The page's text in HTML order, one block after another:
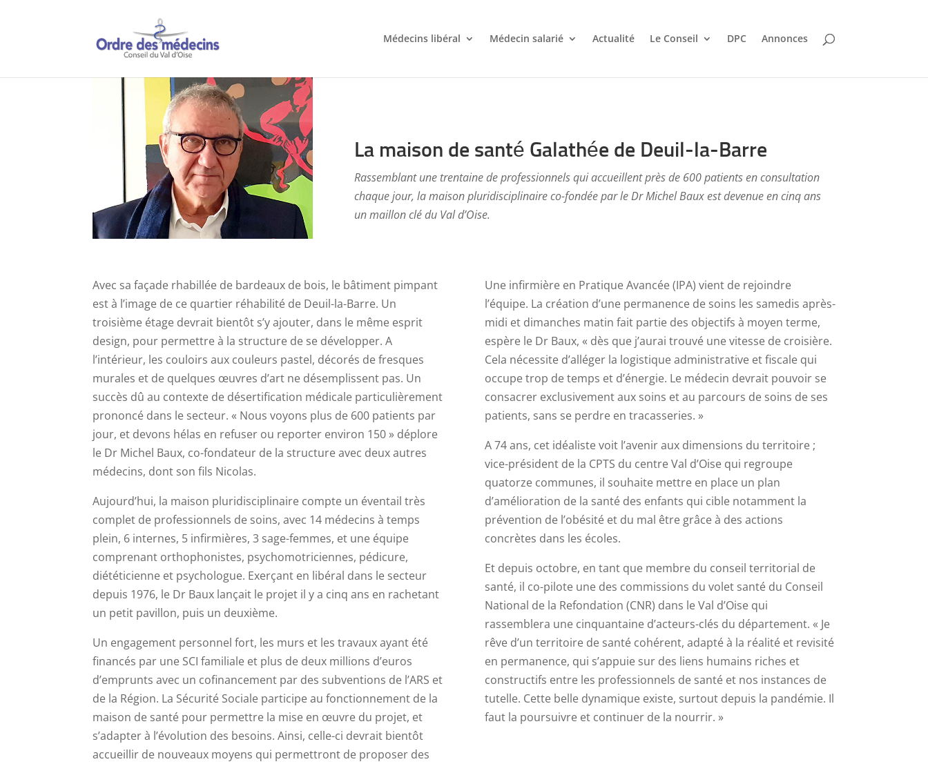
Médecins libéral Médecin salarié Actualité Le Conseil DPC Annonces
La maison de santé Galathée de Deuil-la-Barre
Rassemblant une trentaine de professionnels qui accueillent près de 600 patients en consultation
chaque jour, la maison pluridisciplinaire co-fondée par le Dr Michel Baux est devenue en cinq ans
un maillon clé du Val d’Oise.
Avec sa façade rhabillée de bardeaux de bois, le bâtiment pimpant
est à l’image de ce quartier réhabilité de Deuil-la-Barre. Un
troisième étage devrait bientôt s’y ajouter, dans le même esprit
design, pour permettre à la structure de se développer. A
l’intérieur, les couloirs aux couleurs pastel, décorés de fresques
murales et de quelques œuvres d’art ne désemplissent pas. Un
succès dû au contexte de désertification médicale particulièrement
prononcé dans le secteur. « Nous voyons plus de 600 patients par
jour, et devons hélas en refuser ou reporter environ 150 » déplore
le Dr Michel Baux, co-fondateur de la structure avec deux autres
médecins, dont son fils Nicolas.
Aujourd’hui, la maison pluridisciplinaire compte un éventail très
complet de professionnels de soins, avec 14 médecins à temps
plein, 6 internes, 5 infirmières, 3 sage-femmes, et une équipe
comprenant orthophonistes, psychomotriciennes, pédicure,
diététicienne et psychologue. Exerçant en libéral dans le secteur
depuis 1976, le Dr Baux lançait le projet il y a cinq ans en rachetant
un petit pavillon, puis un deuxième.
Un engagement personnel fort, les murs et les travaux ayant été
financés par une SCI familiale et plus de deux millions d’euros
d’emprunts avec un cofinancement par des subventions de l’ARS et
de la Région. La Sécurité Sociale participe au fonctionnement de la
maison de santé pour permettre la mise en œuvre du projet, et
s’adapter à l’évolution des besoins. Ainsi, celle-ci devrait bientôt
accueillir de nouveaux moyens qui permettront de proposer des
Une infirmière en Pratique Avancée (IPA) vient de rejoindre
l’équipe. La création d’une permanence de soins les samedis après-
midi et dimanches matin fait partie des objectifs à moyen terme,
espère le Dr Baux, « dès que j’aurai trouvé une vitesse de croisière.
Cela nécessite d’alléger la logistique administrative et fiscale qui
occupe trop de temps et d’énergie. Le médecin devrait pouvoir se
consacrer exclusivement aux soins et au parcours de soins de ses
patients, sans se perdre en tracasseries. »
A 74 ans, cet idéaliste voit l’avenir aux dimensions du territoire ;
vice-président de la CPTS du centre Val d’Oise qui regroupe
quatorze communes, il souhaite mettre en place un plan
d’amélioration de la santé des enfants qui cible notamment la
prévention de l’obésité et du mal être grâce à des actions
concrètes dans les écoles.
Et depuis octobre, en tant que membre du conseil territorial de
santé, il co-pilote une des commissions du volet santé du Conseil
National de la Refondation (CNR) dans le Val d’Oise qui
rassemblera une cinquantaine d’acteurs-clés du département. « Je
rêve d’un territoire de santé cohérent, adapté à la réalité et revisité
en permanence, qui s’appuie sur des liens humains riches et
constructifs entre les professionnels de santé et nos instances de
tutelle. Cette belle dynamique existe, surtout depuis la pandémie. Il
faut la poursuivre et continuer de la nourrir. »